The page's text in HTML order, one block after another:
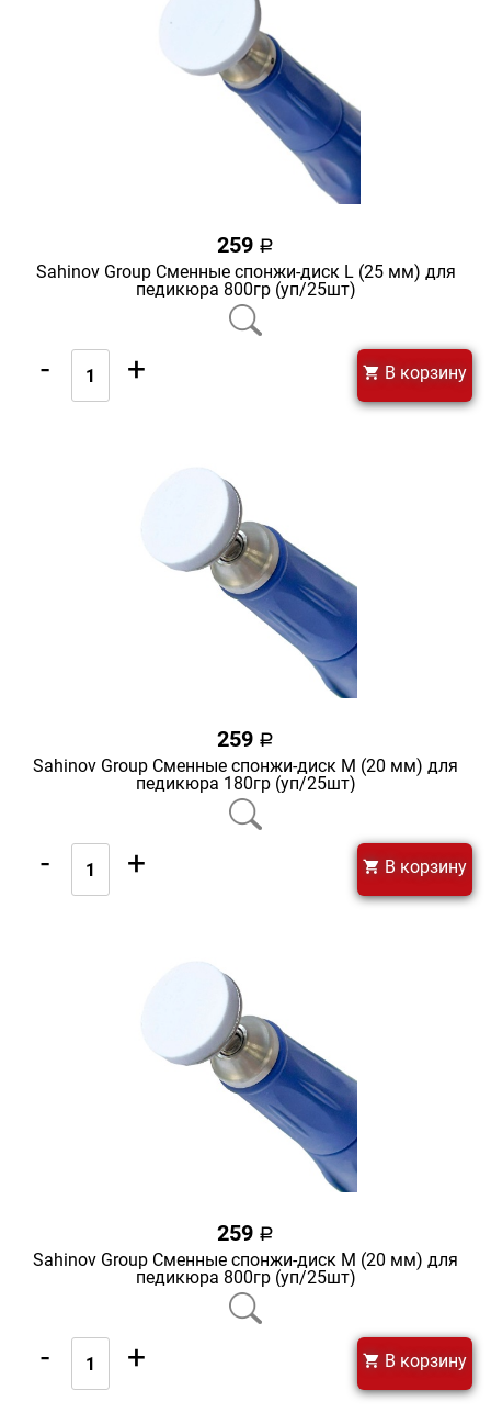
259 a
Sahinov Group Сменные спонжи-диск L (25 мм) для
педикюра 800гр (уп/25шт)
- + В корзину
259 a
Sahinov Group Сменные спонжи-диск M (20 мм) для
педикюра 180гр (уп/25шт)
- + В корзину
259 a
Sahinov Group Сменные спонжи-диск M (20 мм) для
педикюра 800гр (уп/25шт)
- + В корзину